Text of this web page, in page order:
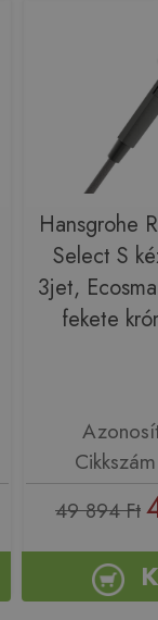
Hansgrohe
Select S
3jet,
fekete
49 894 Ft